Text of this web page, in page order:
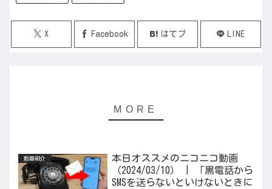
X Facebook はてブ LINE
動画紹介
本日オススメのニコニコ動画
（2024/03/10） | 「黒電話から
SMSを送らないといけないときに